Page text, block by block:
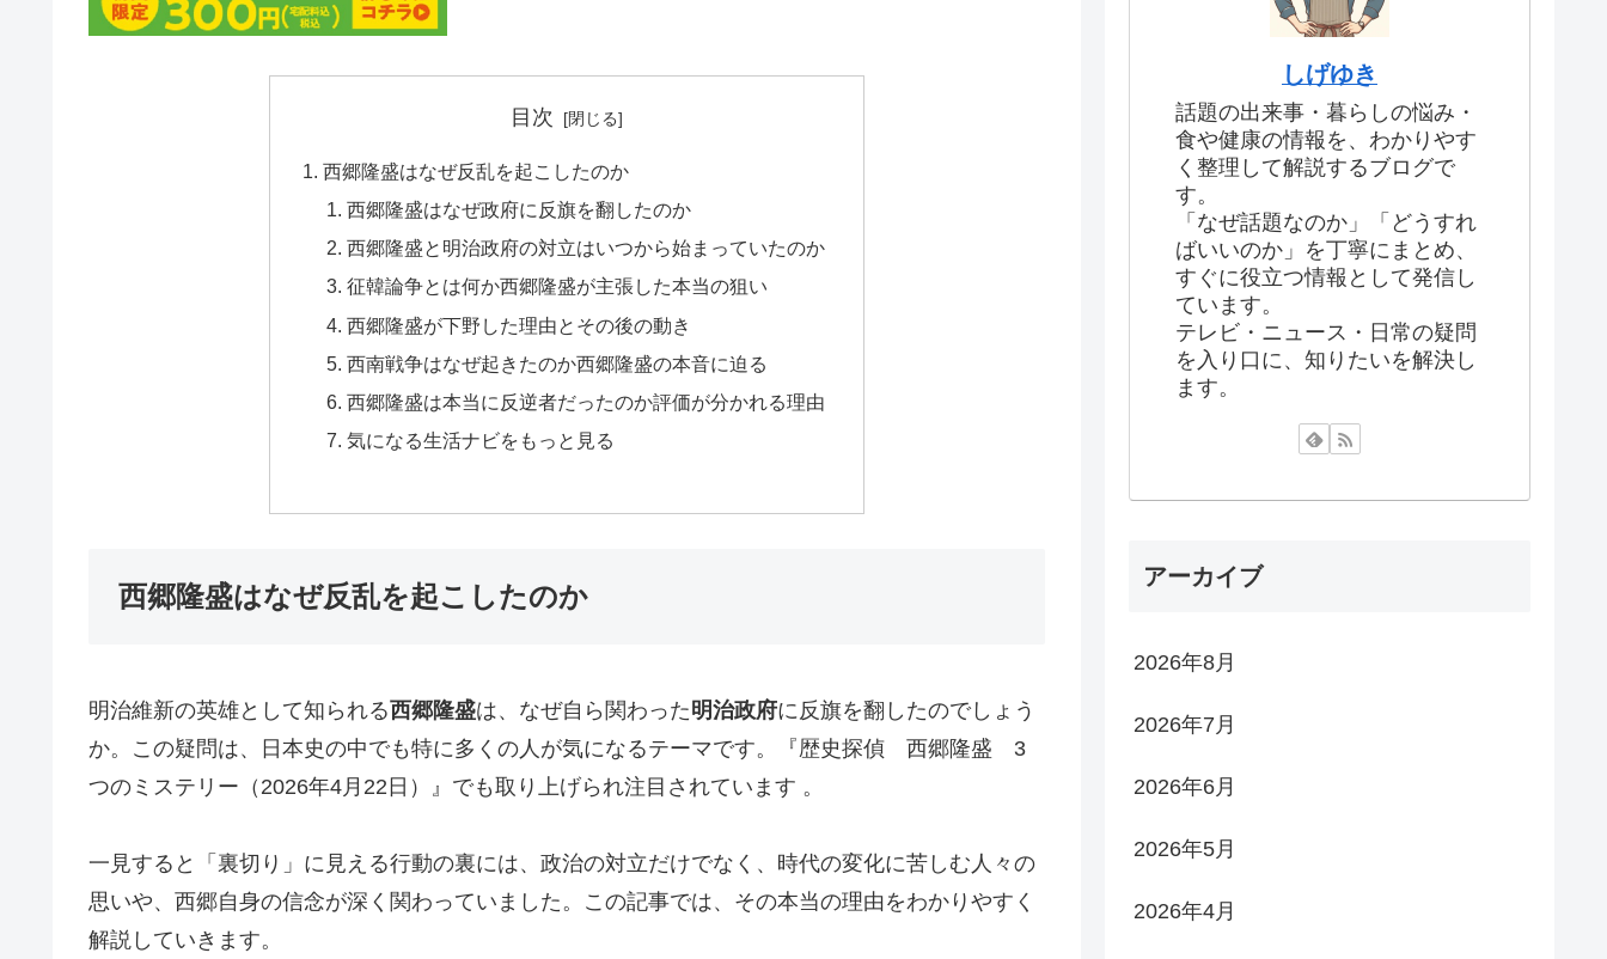
目次
西郷隆盛はなぜ反乱を起こしたのか
西郷隆盛はなぜ政府に反旗を翻したのか
西郷隆盛と明治政府の対立はいつから始まっていたのか
征韓論争とは何か西郷隆盛が主張した本当の狙い
西郷隆盛が下野した理由とその後の動き
西南戦争はなぜ起きたのか西郷隆盛の本音に迫る
西郷隆盛は本当に反逆者だったのか評価が分かれる理由
気になる生活ナビをもっと見る
西郷隆盛はなぜ反乱を起こしたのか
明治維新の英雄として知られる西郷隆盛は、なぜ自ら関わった明治政府に反旗を翻したのでしょう
か。この疑問は、日本史の中でも特に多くの人が気になるテーマです。『歴史探偵 西郷隆盛 3
つのミステリー（2026年4月22日）』でも取り上げられ注目されています 。
一見すると「裏切り」に見える行動の裏には、政治の対立だけでなく、時代の変化に苦しむ人々の
思いや、西郷自身の信念が深く関わっていました。この記事では、その本当の理由をわかりやすく
解説していきます。
しげゆき
話題の出来事・暮らしの悩み・
食や健康の情報を、わかりやす
く整理して解説するブログで
す。
「なぜ話題なのか」「どうすれ
ばいいのか」を丁寧にまとめ、
すぐに役立つ情報として発信し
ています。
テレビ・ニュース・日常の疑問
を入り口に、知りたいを解決し
ます。
アーカイブ
2026年8月
2026年7月
2026年6月
2026年5月
2026年4月